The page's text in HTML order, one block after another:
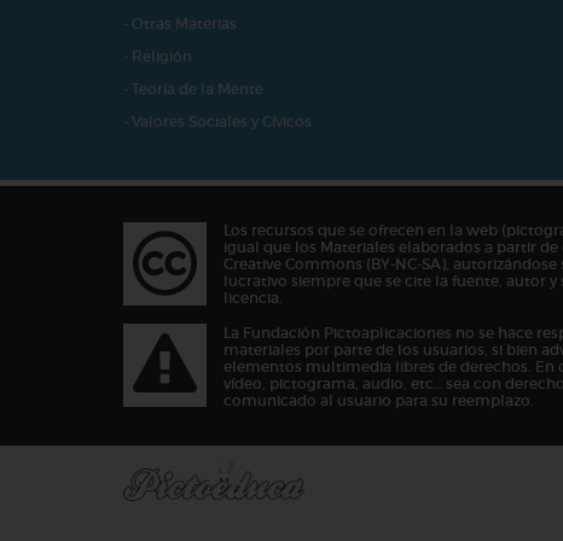
- Otras Materias
- Religión
- Teoría de la Mente
- Valores Sociales y Cívicos
Los recursos que se ofrecen en la web
igual que los Materiales elaborados a partir
Creative Commons (BY-NC-SA),
lucrativo siempre que se cite la fuente, autor
licencia.
La Fundación Pictoaplicaciones no se hace
materiales por parte de los usuarios, si bien
elementos multimedia libres de derechos. En
vídeo, pictograma, audio, etc… sea con
comunicado al usuario para su reemplazo.